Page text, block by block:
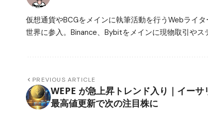
仮想通貨やBCGをメインに執筆活動を行うWebライ
世界に参入。Binance、Bybitをメインに現物取引やス
PREVIOUS ARTICLE
WEPE が急上昇トレンド入り｜イーサ
最高値更新で次の注目株に